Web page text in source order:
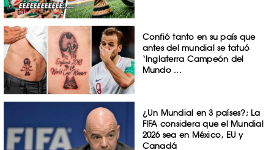
Confió tanto en su país que
antes del mundial se tatuó
‘Inglaterra Campeón del
Mundo ...
¿Un Mundial en 3 países?; La
FIFA considera que el Mundial
2026 sea en México, EU y
Canadá